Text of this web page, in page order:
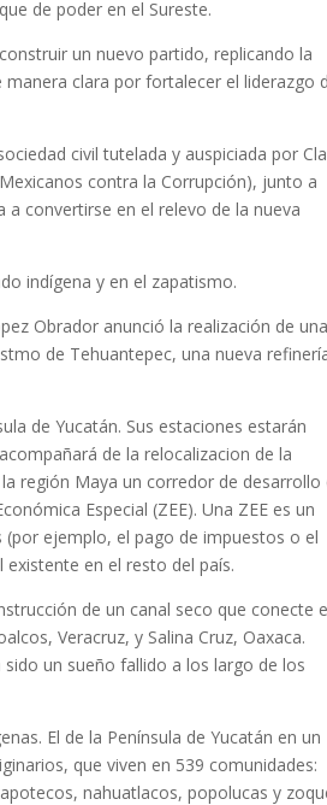
de poder en el Sureste.
un nuevo partido, replicando la
clara por fortalecer el liderazgo
civil tutelada y auspiciada por
contra la Corrupción), junto a
a convertirse en el relevo de la nueva
indígena y en el zapatismo.
Obrador anunció la realización de una
de Tehuantepec, una nueva
de Yucatán. Sus estaciones estarán
de la relocalizacion de la
región Maya un corredor de desarrollo
Especial (ZEE). Una ZEE es un
ejemplo, el pago de impuestos o el
en el resto del país.
de un canal seco que conecte
Veracruz, y Salina Cruz, Oaxaca.
un sueño fallido a los largo de los
El de la Península de Yucatán en un
que viven en 539 comunidades:
nahuatlacos, popolucas y